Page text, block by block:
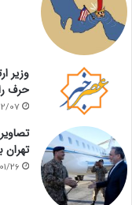
وزیر
حرف
07
تهران
26